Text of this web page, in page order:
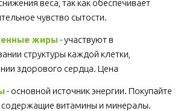
веса, так как обеспечивает
чувство сытости.
жиры - участвуют в
структуры каждой клетки,
здорового сердца. Цена
- основной источник энергии. Покупайте
содержащие витамины и минералы.